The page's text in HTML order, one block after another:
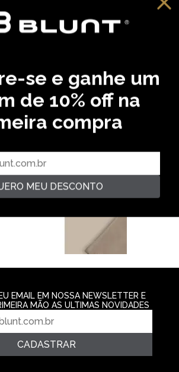
molestiae, amet quibusdam
fugit eveniet aliquam similique
ab necessitatibus, dolorem
PODE GOSTAR
CAMISETA PREMIUM JUVENIL
2‌x de R$ 54,99
se e ganhe um
de 10% off na
compra
MEU DESCONTO
EMAIL EM NOSSA NEWSLETTER E
MÃO AS ULTIMAS NOVIDADES
CADASTRAR